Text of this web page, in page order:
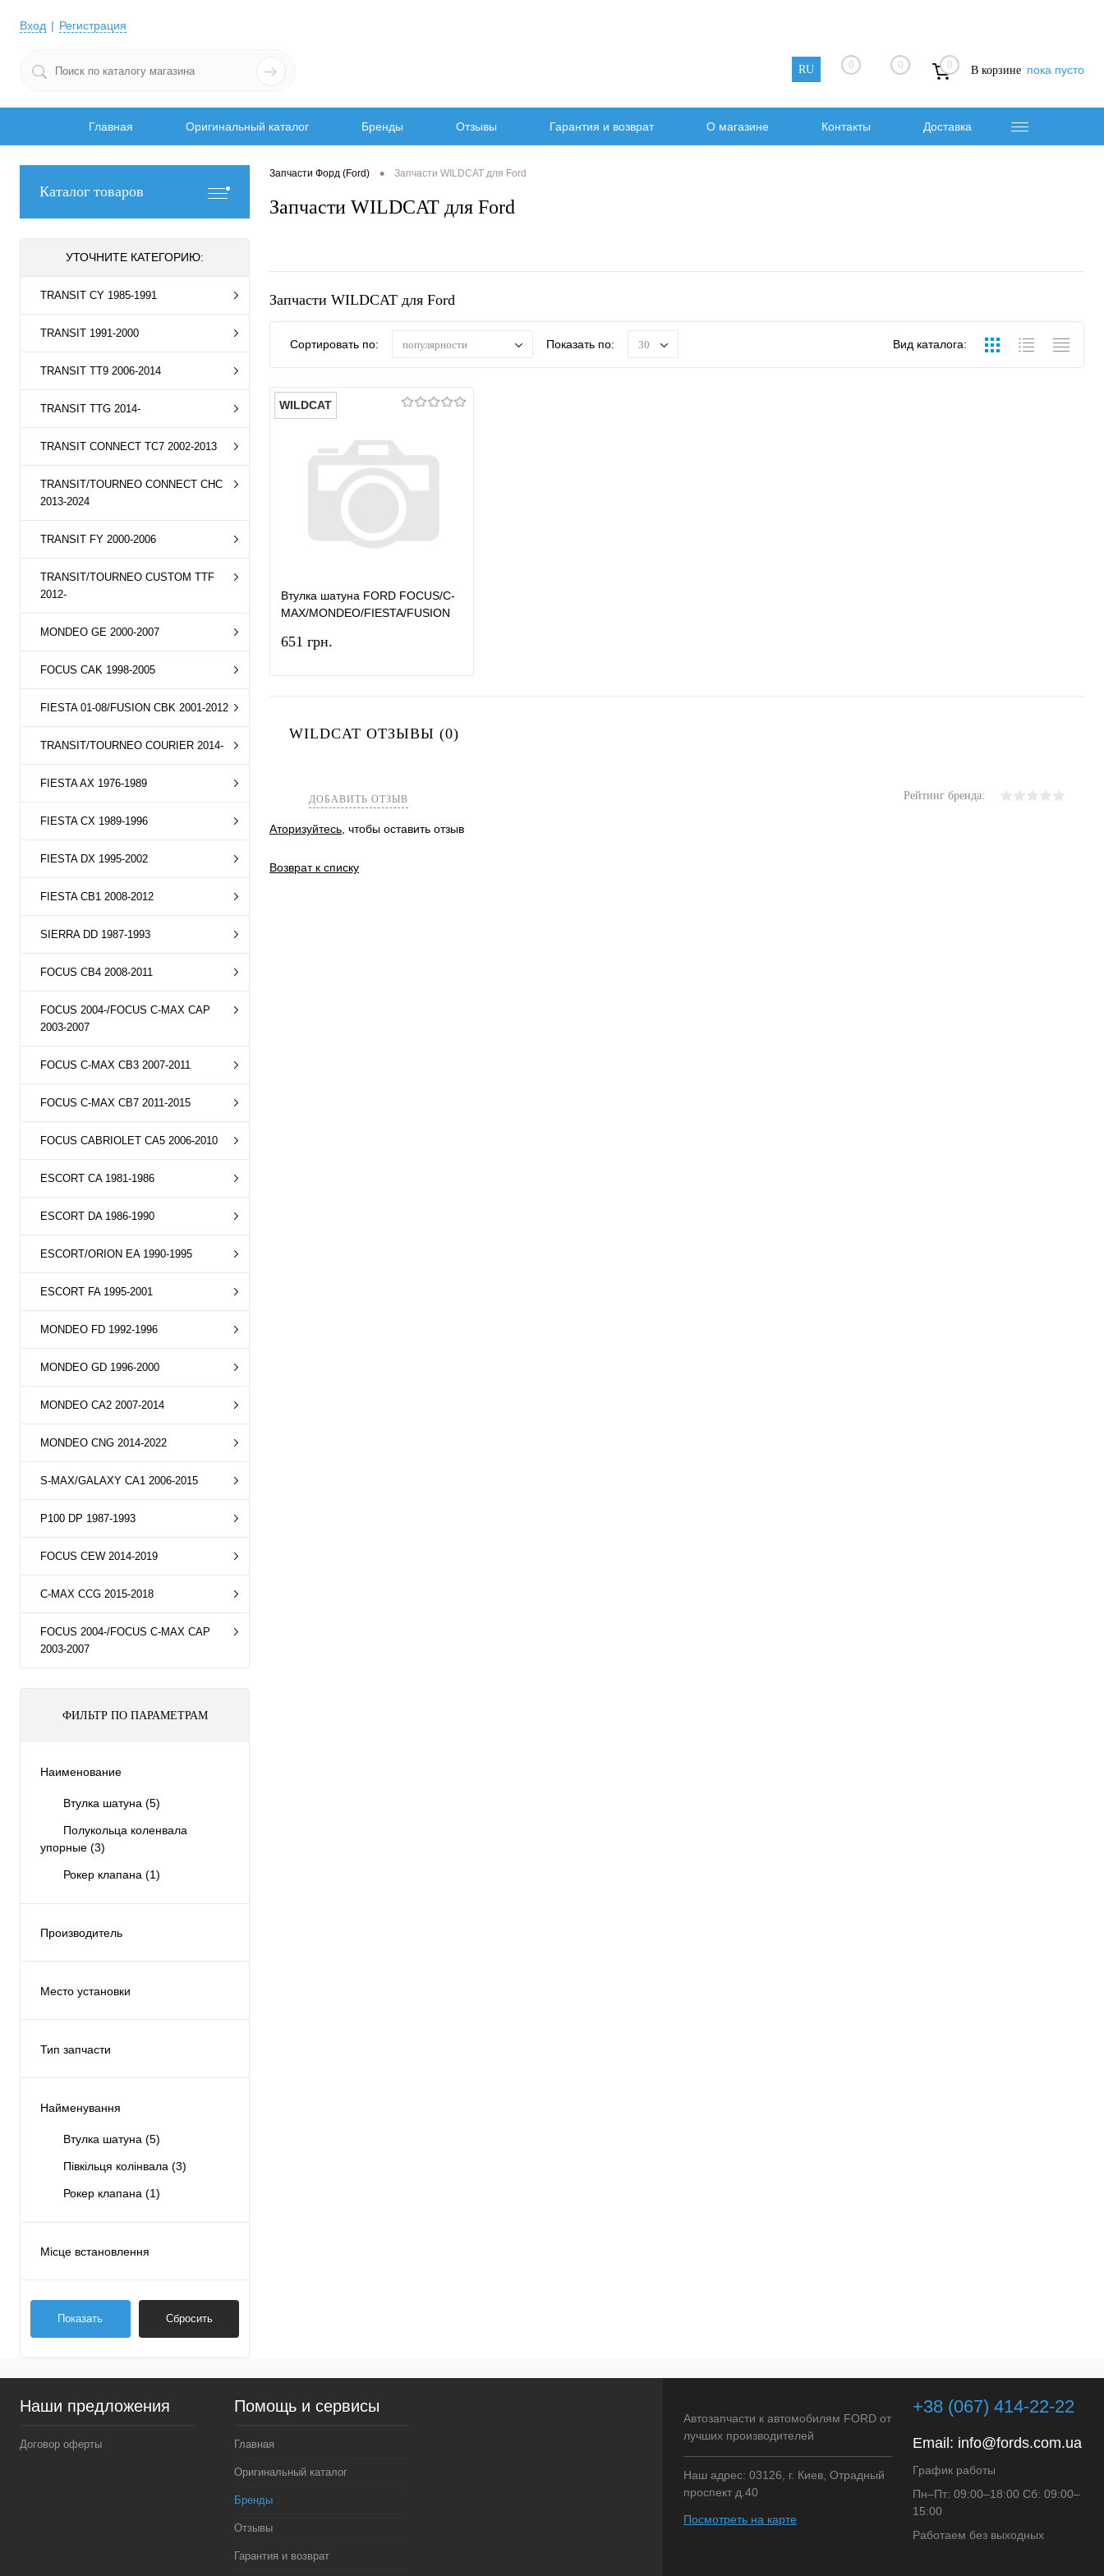
Вход Регистрация
RU 0 0 0 В корзине пока пусто
Главная Оригинальный каталог Бренды Отзывы Гарантия и возврат О магазине Контакты Доставка
Каталог товаров
УТОЧНИТЕ КАТЕГОРИЮ:
TRANSIT CY 1985-1991
TRANSIT 1991-2000
TRANSIT TT9 2006-2014
TRANSIT TTG 2014-
TRANSIT CONNECT TC7 2002-2013
TRANSIT/TOURNEO CONNECT CHC
2013-2024
TRANSIT FY 2000-2006
TRANSIT/TOURNEO CUSTOM TTF
2012-
MONDEO GE 2000-2007
FOCUS CAK 1998-2005
FIESTA 01-08/FUSION CBK 2001-2012
TRANSIT/TOURNEO COURIER 2014-
FIESTA AX 1976-1989
FIESTA CX 1989-1996
FIESTA DX 1995-2002
FIESTA CB1 2008-2012
SIERRA DD 1987-1993
FOCUS CB4 2008-2011
FOCUS 2004-/FOCUS C-MAX CAP
2003-2007
FOCUS C-MAX CB3 2007-2011
FOCUS C-MAX CB7 2011-2015
FOCUS CABRIOLET CA5 2006-2010
ESCORT CA 1981-1986
ESCORT DA 1986-1990
ESCORT/ORION EA 1990-1995
ESCORT FA 1995-2001
MONDEO FD 1992-1996
MONDEO GD 1996-2000
MONDEO CA2 2007-2014
MONDEO CNG 2014-2022
S-MAX/GALAXY CA1 2006-2015
P100 DP 1987-1993
FOCUS CEW 2014-2019
C-MAX CCG 2015-2018
FOCUS 2004-/FOCUS C-MAX CAP
2003-2007
ФИЛЬТР ПО ПАРАМЕТРАМ
Наименование
Втулка шатуна (5)
Полукольца коленвала
упорные (3)
Рокер клапана (1)
Производитель
Место установки
Тип запчасти
Найменування
Втулка шатуна (5)
Півкільця колінвала (3)
Рокер клапана (1)
Місце встановлення
Показать Сбросить
Запчасти Форд (Ford) • Запчасти WILDCAT для Ford
Запчасти WILDCAT для Ford
Запчасти WILDCAT для Ford
Сортировать по: популярности Показать по: 30 Вид каталога:
WILDCAT
Втулка шатуна FORD FOCUS/C-
MAX/MONDEO/FIESTA/FUSION
WILDCAT
651 грн.
WILDCAT ОТЗЫВЫ (0)
ДОБАВИТЬ ОТЗЫВ Рейтинг бренда:
Аторизуйтесь, чтобы оставить отзыв
Возврат к списку
Наши предложения
Договор оферты
Помощь и сервисы
Главная
Оригинальный каталог
Бренды
Отзывы
Гарантия и возврат
Автозапчасти к автомобилям FORD от
лучших производителей
Наш адрес: 03126, г. Киев, Отрадный
проспект д.40
Посмотреть на карте
+38 (067) 414-22-22
Email: info@fords.com.ua
График работы
Пн–Пт: 09:00–18:00 Сб: 09:00–
15:00
Работаем без выходных